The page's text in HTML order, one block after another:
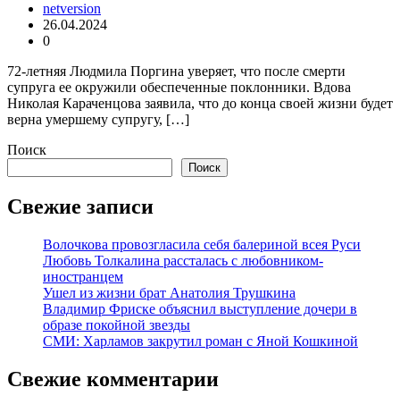
netversion
26.04.2024
0
72-летняя Людмила Поргина уверяет, что после смерти
супруга ее окружили обеспеченные поклонники. Вдова
Николая Караченцова заявила, что до конца своей жизни будет
верна умершему супругу, […]
Поиск
Поиск
Свежие записи
Волочкова провозгласила себя балериной всея Руси
Любовь Толкалина рассталась с любовником-
иностранцем
Ушел из жизни брат Анатолия Трушкина
Владимир Фриске объяснил выступление дочери в
образе покойной звезды
СМИ: Харламов закрутил роман с Яной Кошкиной
Свежие комментарии